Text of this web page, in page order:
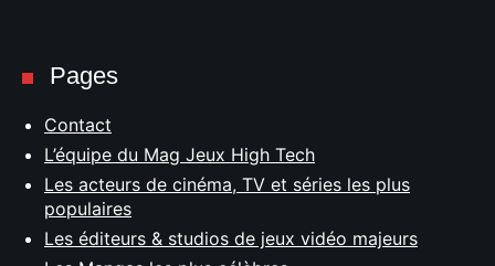
Pages
Contact
L’équipe du Mag Jeux High Tech
Les acteurs de cinéma, TV et séries les plus
populaires
Les éditeurs & studios de jeux vidéo majeurs